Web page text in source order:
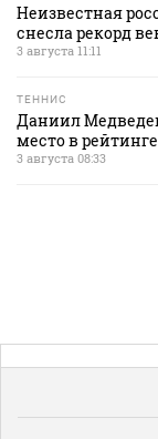
Неизвестная
снесла рекорд
3 августа 11:11
ТЕННИС
Даниил
место в
3 августа 08:33